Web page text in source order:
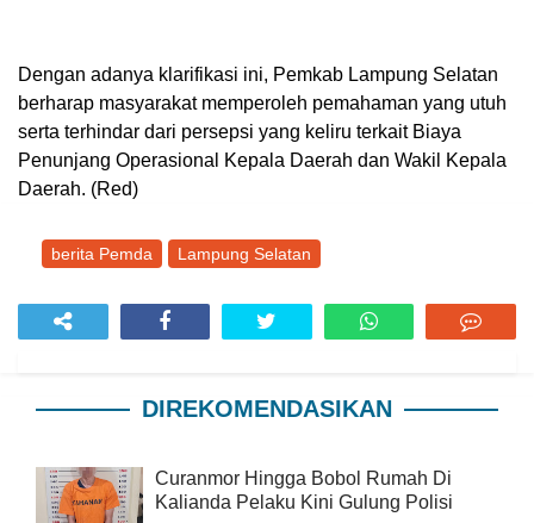
Dengan adanya klarifikasi ini, Pemkab Lampung Selatan
berharap masyarakat memperoleh pemahaman yang utuh
serta terhindar dari persepsi yang keliru terkait Biaya
Penunjang Operasional Kepala Daerah dan Wakil Kepala
Daerah. (Red)
berita Pemda Lampung Selatan
DIREKOMENDASIKAN
Curanmor Hingga Bobol Rumah Di
Kalianda Pelaku Kini Gulung Polisi